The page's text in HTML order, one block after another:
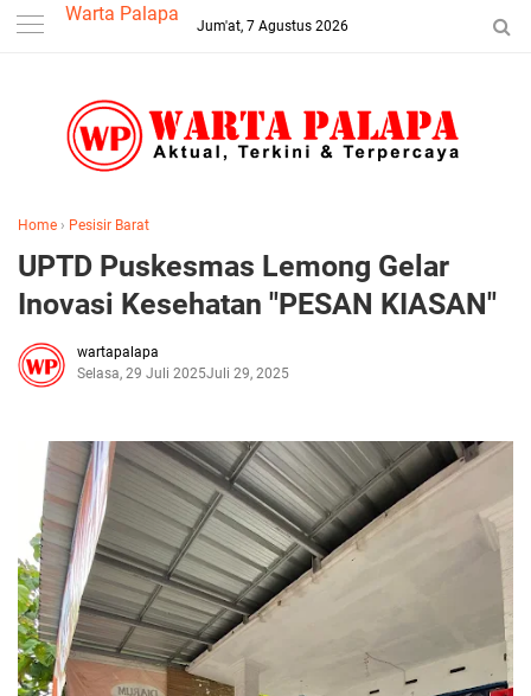
--> Warta Palapa
Jum'at, 7 Agustus 2026
Home › Pesisir Barat
UPTD Puskesmas Lemong Gelar
Inovasi Kesehatan "PESAN KIASAN"
wartapalapa
Selasa, 29 Juli 2025Juli 29, 2025